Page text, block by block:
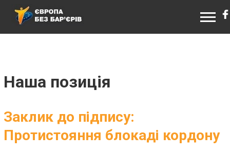
ЄВРОПА БЕЗ БАР’ЄРІВ
Наша позиція
Заклик до підпису:
Протистояння блокаді кордону